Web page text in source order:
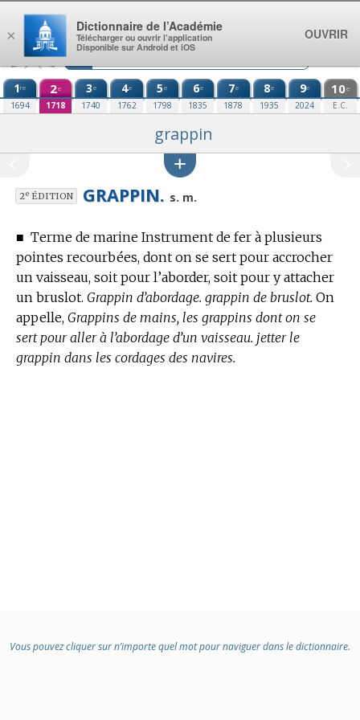
Aller au contenu
1re
1694
2e
1718
3e
1740
4e
1762
5e
1798
6e
1835
7e
1878
8e
1935
9e
2024
10e
E.C.
grappin
2eÉDITION GRAPPIN. s. m.
■ Terme de marine Instrument de fer à plusieurs
pointes recourbées, dont on se sert pour accrocher
un vaisseau, soit pour l’aborder, soit pour y attacher
un bruslot. Grappin d’abordage. grappin de bruslot. On
appelle, Grappins de mains, les grappins dont on se
sert pour aller à l’abordage d’un vaisseau. jetter le
grappin dans les cordages des navires.
Vous pouvez cliquer sur n’importe quel mot pour naviguer dans le dictionnaire.
×
Dictionnaire de l’Académie
Télécharger ou ouvrir l’application
Disponible sur Android et iOS
OUVRIR